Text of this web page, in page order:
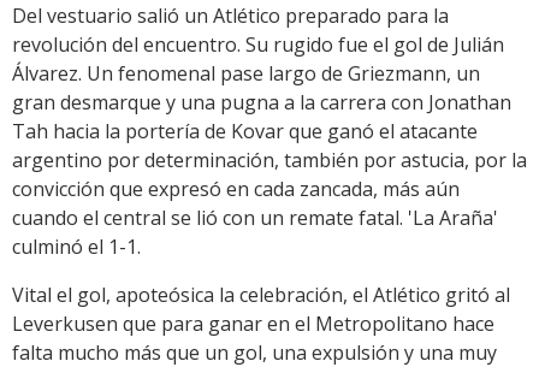
Del vestuario salió un Atlético preparado para la
revolución del encuentro. Su rugido fue el gol de Julián
Álvarez. Un fenomenal pase largo de Griezmann, un
gran desmarque y una pugna a la carrera con Jonathan
Tah hacia la portería de Kovar que ganó el atacante
argentino por determinación, también por astucia, por la
convicción que expresó en cada zancada, más aún
cuando el central se lió con un remate fatal. 'La Araña'
culminó el 1-1.
Vital el gol, apoteósica la celebración, el Atlético gritó al
Leverkusen que para ganar en el Metropolitano hace
falta mucho más que un gol, una expulsión y una muy